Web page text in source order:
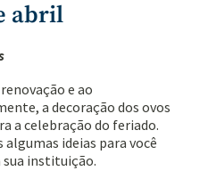
abril
e ao
a decoração dos ovos
a celebração do feriado.
ideias para você
sua instituição.